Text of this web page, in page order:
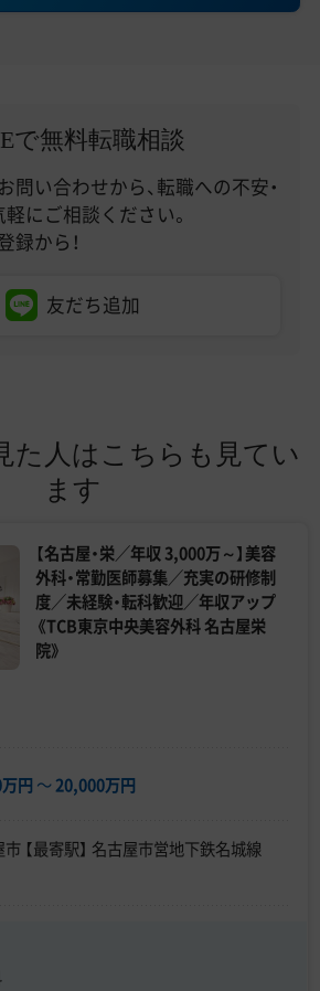
で無料転職相談
問い合わせから、転職への不安・
にご相談ください。
録から！
友だち追加
た人はこちらも見てい
ます
【名古屋・栄／年収 3,000万～】美容
外科・常勤医師募集／充実の研修制
度／未経験・転科歓迎／年収アップ
《TCB東京中央美容外科 名古屋栄
院》
円 〜20,000万円
【最寄駅】 名古屋市営地下鉄名城線